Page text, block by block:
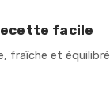
facile
fraîche et